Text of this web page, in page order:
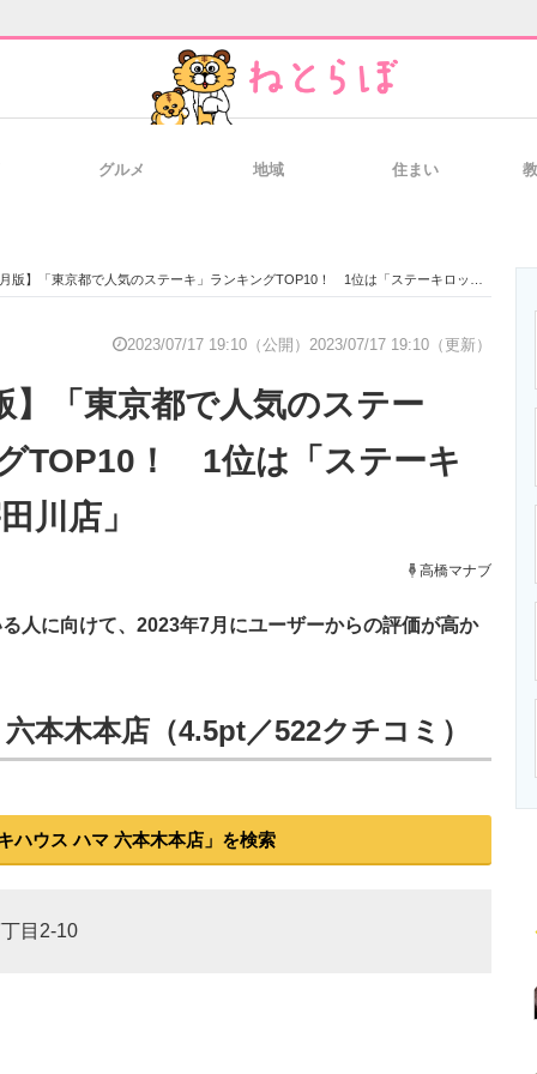
経営リーダー
製造業のIT導入
エネルギーの
グルメ 地域 住まい
版】「東京都で人気のステーキ」ランキングTOP10！ 1位は「ステーキロッヂ 渋谷宇田川店」
2023/07/17 19:10（公開） 2023/07/17 19:10（更新）
】「東京都で人気のステー
TOP10！ 1位は「ステーキ
川店」
高橋マナブ
人に向けて、2023年7月にユーザーからの評価が高か
本木本店（4.5pt／522クチコミ）
ハウス ハマ 六本木本店」を検索
目2-10